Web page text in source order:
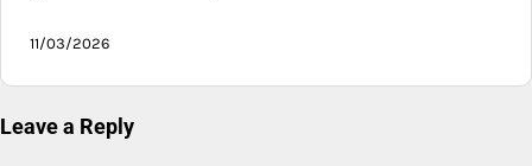
11/03/2026
Leave a Reply